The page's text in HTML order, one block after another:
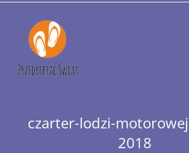
Przejdź
zawartości
czarter-lodzi-
2018